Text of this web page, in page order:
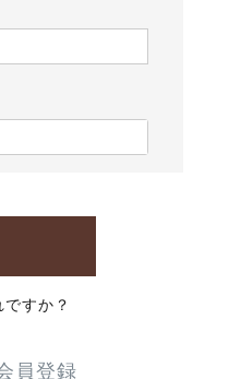
すか？
員登録